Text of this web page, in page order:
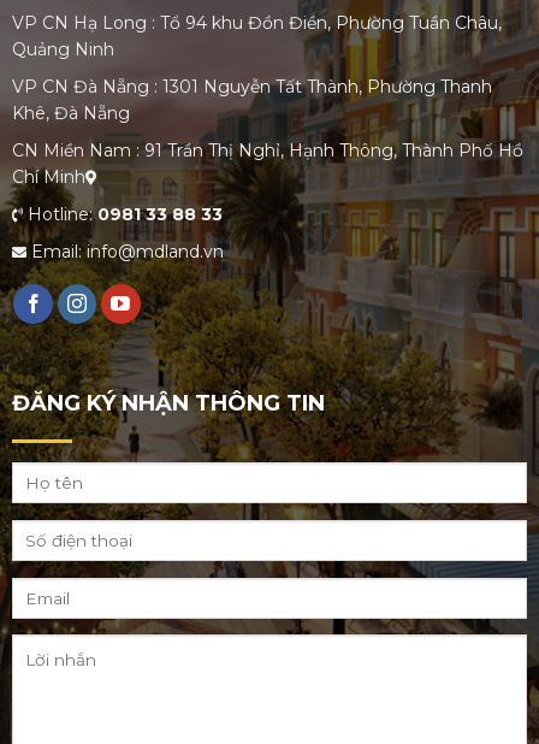
VP CN Hạ Long : Tổ 94 khu Đồn Điền, Phường Tuần Châu,
Quảng Ninh
VP CN Đà Nẵng : 1301 Nguyễn Tất Thành, Phường Thanh
Khê, Đà Nẵng
CN Miền Nam : 91 Trần Thị Nghỉ, Hạnh Thông, Thành Phố Hồ
Chí Minh
Hotline:0981 33 88 33
Email: info@mdland.vn
ĐĂNG KÝ NHẬN THÔNG TIN